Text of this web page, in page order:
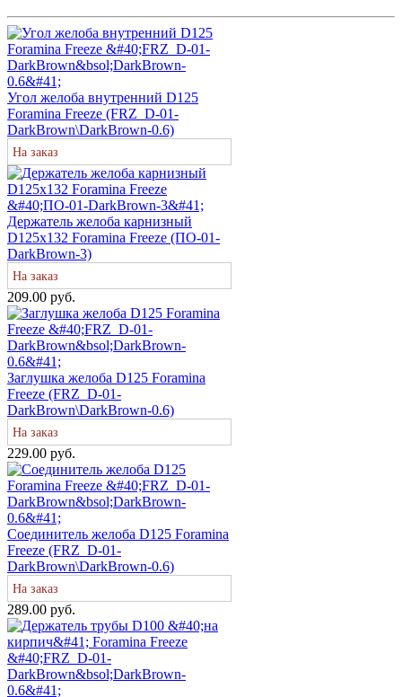
Угол желоба внутренний D125
Foramina Freeze (FRZ_D-01-
DarkBrown\DarkBrown-0.6)
На заказ
Держатель желоба карнизный
D125х132 Foramina Freeze (ПО-01-
DarkBrown-3)
На заказ
209.00 руб.
Заглушка желоба D125 Foramina
Freeze (FRZ_D-01-
DarkBrown\DarkBrown-0.6)
На заказ
229.00 руб.
Соединитель желоба D125 Foramina
Freeze (FRZ_D-01-
DarkBrown\DarkBrown-0.6)
На заказ
289.00 руб.